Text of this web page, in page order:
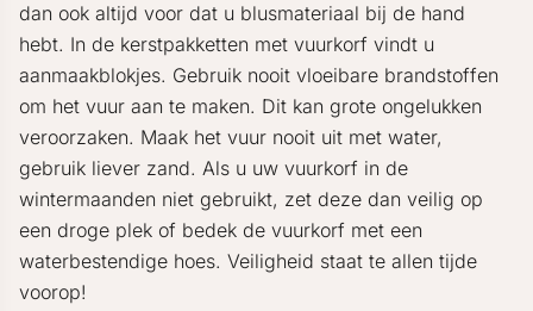
dan ook altijd voor dat u blusmateriaal bij de hand
hebt. In de kerstpakketten met vuurkorf vindt u
aanmaakblokjes. Gebruik nooit vloeibare brandstoffen
om het vuur aan te maken. Dit kan grote ongelukken
veroorzaken. Maak het vuur nooit uit met water,
gebruik liever zand. Als u uw vuurkorf in de
wintermaanden niet gebruikt, zet deze dan veilig op
een droge plek of bedek de vuurkorf met een
waterbestendige hoes. Veiligheid staat te allen tijde
voorop!